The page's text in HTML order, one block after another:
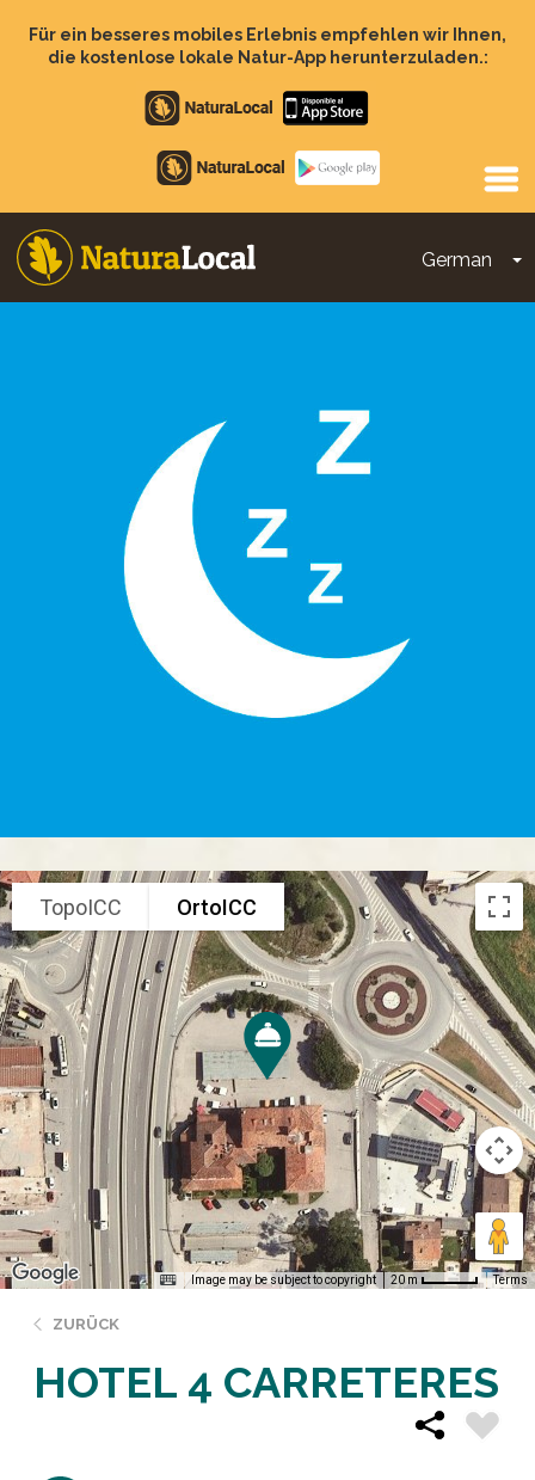
zumFür ein besseres mobiles Erlebnis empfehlen wir Ihnen,
die kostenlose lokale Natur-App herunterzuladen.:
Apple
store
Google
Play
German
Main
TopoICC OrtoICC
Image may be subject to copyright 20 m Terms
ZURÜCK
HOTEL 4 CARRETERES